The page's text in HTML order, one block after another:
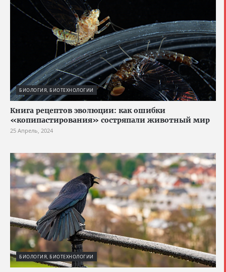
БИОЛОГИЯ, БИОТЕХНОЛОГИИ
Книга рецептов эволюции: как ошибки
«копипастирования» состряпали животный мир
25 Апрель, 2024
БИОЛОГИЯ, БИОТЕХНОЛОГИИ